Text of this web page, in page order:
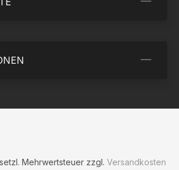
Mehrwertsteuer zzgl. Versandkosten